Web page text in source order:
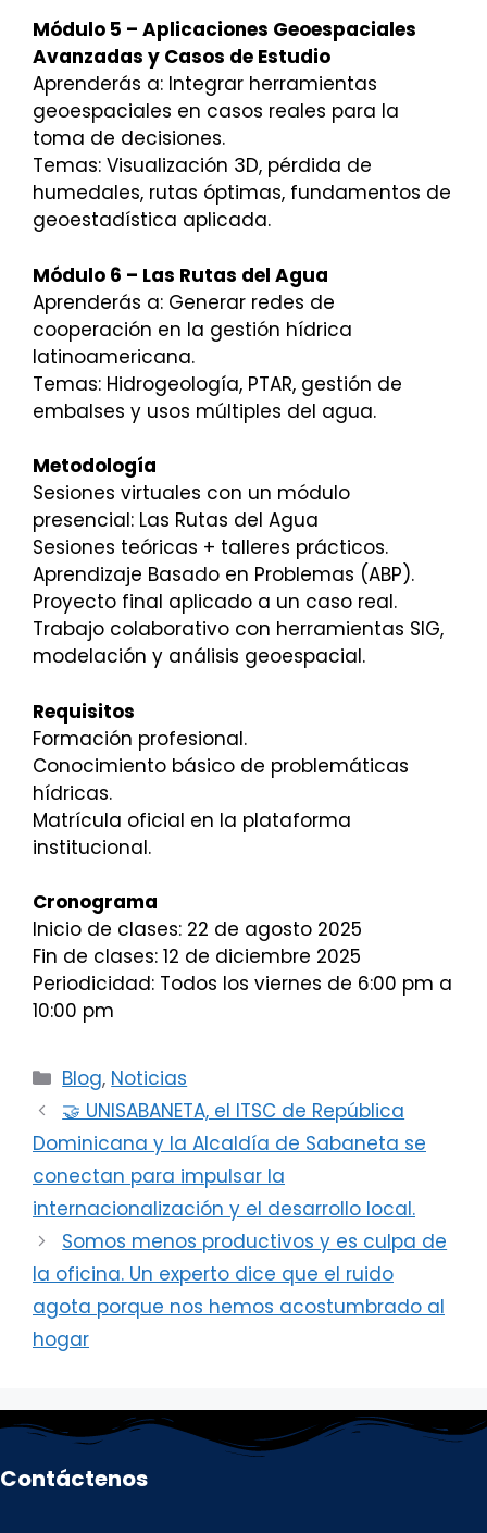
Módulo 5 – Aplicaciones Geoespaciales
Avanzadas y Casos de Estudio
Aprenderás a: Integrar herramientas
geoespaciales en casos reales para la
toma de decisiones.
Temas: Visualización 3D, pérdida de
humedales, rutas óptimas, fundamentos de
geoestadística aplicada.
Módulo 6 – Las Rutas del Agua
Aprenderás a: Generar redes de
cooperación en la gestión hídrica
latinoamericana.
Temas: Hidrogeología, PTAR, gestión de
embalses y usos múltiples del agua.
Metodología
Sesiones virtuales con un módulo
presencial: Las Rutas del Agua
Sesiones teóricas + talleres prácticos.
Aprendizaje Basado en Problemas (ABP).
Proyecto final aplicado a un caso real.
Trabajo colaborativo con herramientas SIG,
modelación y análisis geoespacial.
Requisitos
Formación profesional.
Conocimiento básico de problemáticas
hídricas.
Matrícula oficial en la plataforma
institucional.
Cronograma
Inicio de clases: 22 de agosto 2025
Fin de clases: 12 de diciembre 2025
Periodicidad: Todos los viernes de 6:00 pm a
10:00 pm
Categorías
Blog, Noticias
🤝 UNISABANETA, el ITSC de República
Dominicana y la Alcaldía de Sabaneta se
conectan para impulsar la
internacionalización y el desarrollo local.
Somos menos productivos y es culpa de
la oficina. Un experto dice que el ruido
agota porque nos hemos acostumbrado al
hogar
Contáctenos